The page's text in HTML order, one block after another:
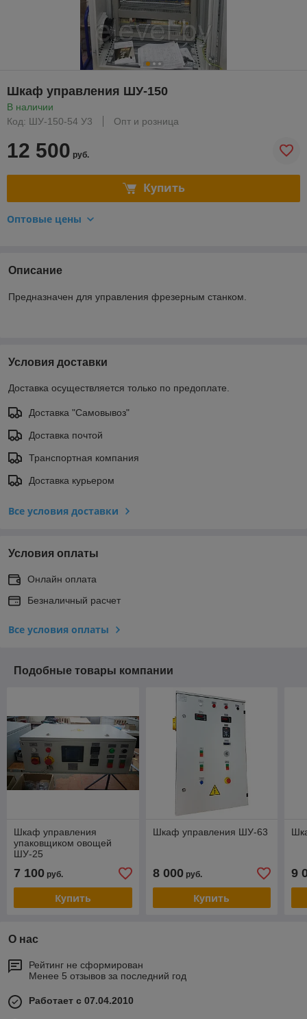
Шкаф управления ШУ-150
В наличии
Код: ШУ-150-54 У3
Опт и розница
12 500 руб.
Купить
Оптовые цены
Описание
Предназначен для управления фрезерным станком.
Условия доставки
Доставка осуществляется только по предоплате.
Доставка "Самовывоз"
Доставка почтой
Транспортная компания
Доставка курьером
Все условия доставки
Условия оплаты
Онлайн оплата
Безналичный расчет
Все условия оплаты
Подобные товары компании
Шкаф управления
упаковщиком овощей
ШУ-25
7 100 руб.
Купить
Шкаф управления ШУ-63
8 000руб.
Купить
9
О нас
Рейтинг не сформирован
Менее 5 отзывов за последний год
Работает с 07.04.2010